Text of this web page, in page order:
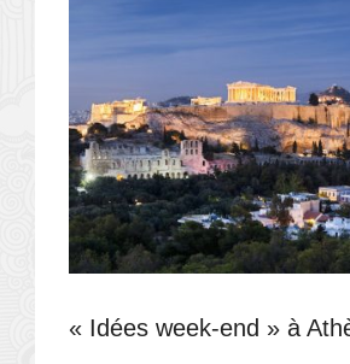
« Idées week-end » à